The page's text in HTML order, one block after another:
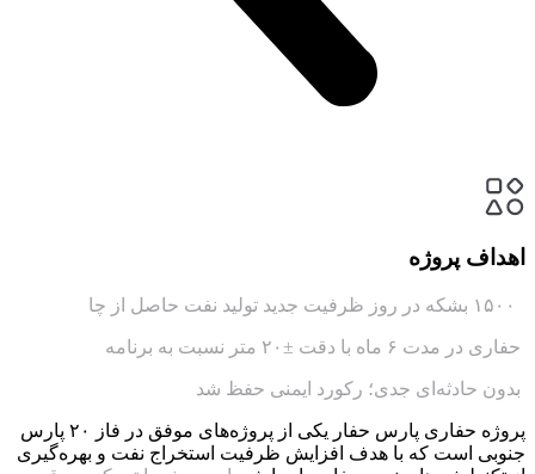
اهداف پروژه
حفاری در مدت ۶ ماه با دقت ±۲۰ متر نسبت به برنامه
بدون حادثه‌ای جدی؛ رکورد ایمنی حفظ شد
پروژه حفاری پارس حفار یکی از پروژه‌های موفق در فاز ۲۰ پارس
جنوبی است که با هدف افزایش ظرفیت استخراج نفت و بهره‌گیری